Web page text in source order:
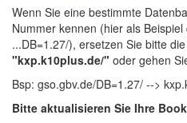
Wenn Sie eine bestimmte
Nummer kennen (hier als
...DB=1.27/), ersetzen Sie bitte
"kxp.k10plus.de/" oder gehen
Bsp: gso.gbv.de/DB=1.27/ -->
Bitte aktualisieren Sie Ihre